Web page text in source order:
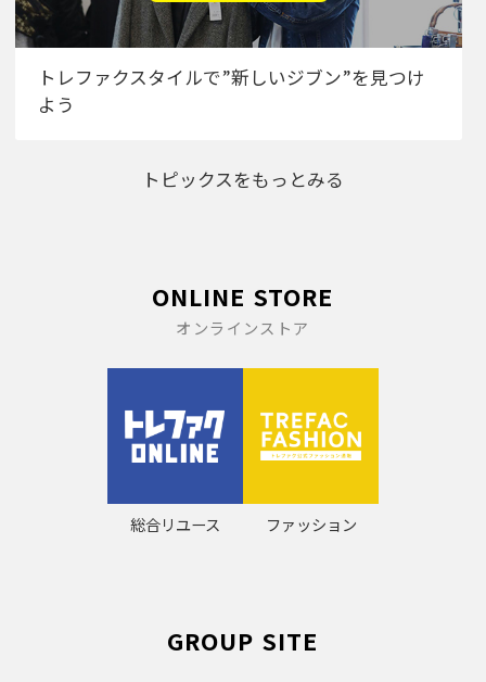
トレファクスタイルで”新しいジブン”を見つけ
よう
トピックスをもっとみる
ONLINE STORE
オンラインストア
総合リユース ファッション
GROUP SITE